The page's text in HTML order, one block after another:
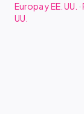
Europa y EE. UU. ·
UU.